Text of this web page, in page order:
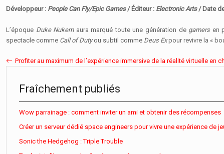
Développeur : People Can Fly/Epic Games/ Éditeur : Electronic Arts/ Date
L’époque Duke Nukemaura marqué toute une génération de gamers en
spectacle comme Call of Dutyou subtil comme Deus Expour revivre la «
Profiter au maximum de l’expérience immersive de la réalité virtuelle en
Fraîchement publiés
Wow parrainage : comment inviter un ami et obtenir des récompenses
Créer un serveur dédié space engineers pour vivre une expérience de
Sonic the Hedgehog : Triple Trouble